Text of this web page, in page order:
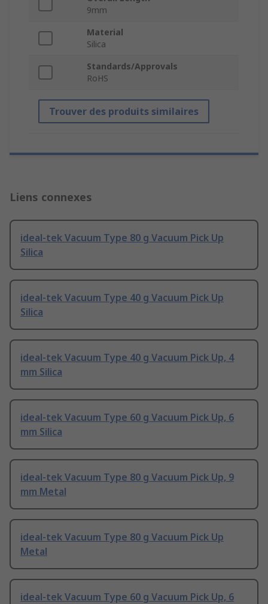
9mm
Material
Silica
Standards/Approvals
RoHS
Trouver des produits similaires
Liens connexes
ideal-tek Vacuum Type 80 g Vacuum Pick Up
Silica
ideal-tek Vacuum Type 40 g Vacuum Pick Up
Silica
ideal-tek Vacuum Type 40 g Vacuum Pick Up, 4
mm Silica
ideal-tek Vacuum Type 60 g Vacuum Pick Up, 6
mm Silica
ideal-tek Vacuum Type 80 g Vacuum Pick Up, 9
mm Metal
ideal-tek Vacuum Type 80 g Vacuum Pick Up
Metal
ideal-tek Vacuum Type 60 g Vacuum Pick Up, 6